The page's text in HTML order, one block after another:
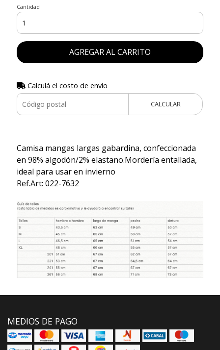
Cantidad
AGREGAR AL CARRITO
Calculá el costo de envío
CALCULAR
Camisa mangas largas gabardina, confeccionada
en 98% algodón/2% elastano.Mordería entallada,
ideal para usar en invierno
Ref.Art: 022-7632
MEDIOS DE PAGO